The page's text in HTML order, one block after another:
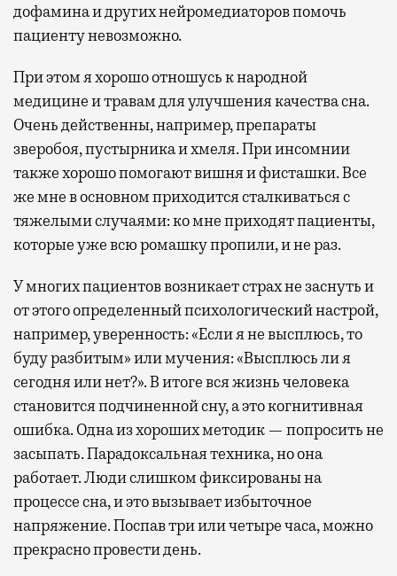
дофамина и других нейромедиаторов помочь
пациенту невозможно.
При этом я хорошо отношусь к народной
медицине и травам для улучшения качества сна.
Очень действенны, например, препараты
зверобоя, пустырника и хмеля. При инсомнии
также хорошо помогают вишня и фисташки. Все
же мне в основном приходится сталкиваться с
тяжелыми случаями: ко мне приходят пациенты,
которые уже всю ромашку пропили, и не раз.
У многих пациентов возникает страх не заснуть и
от этого определенный психологический настрой,
например, уверенность: «Если я не высплюсь, то
буду разбитым» или мучения: «Высплюсь ли я
сегодня или нет?». В итоге вся жизнь человека
становится подчиненной сну, а это когнитивная
ошибка. Одна из хороших методик — попросить не
засыпать. Парадоксальная техника, но она
работает. Люди слишком фиксированы на
процессе сна, и это вызывает избыточное
напряжение. Поспав три или четыре часа, можно
прекрасно провести день.